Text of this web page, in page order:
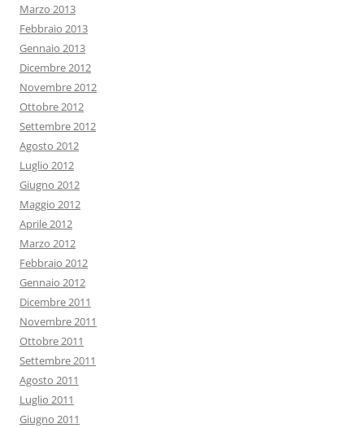
Marzo 2013
Febbraio 2013
Gennaio 2013
Dicembre 2012
Novembre 2012
Ottobre 2012
Settembre 2012
Agosto 2012
Luglio 2012
Giugno 2012
Maggio 2012
Aprile 2012
Marzo 2012
Febbraio 2012
Gennaio 2012
Dicembre 2011
Novembre 2011
Ottobre 2011
Settembre 2011
Agosto 2011
Luglio 2011
Giugno 2011